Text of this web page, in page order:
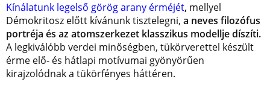
Kínálatunk legelső görög arany érméjét, mellyel
Démokritosz előtt kívánunk tisztelegni, a neves filozófus
portréja és az atomszerkezet klasszikus modellje díszíti.
A legkiválóbb verdei minőségben, tükörverettel készült
érme elő- és hátlapi motívumai gyönyörűen
kirajzolódnak a tükörfényes háttéren.